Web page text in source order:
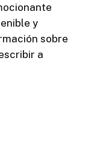
y
sobre
a